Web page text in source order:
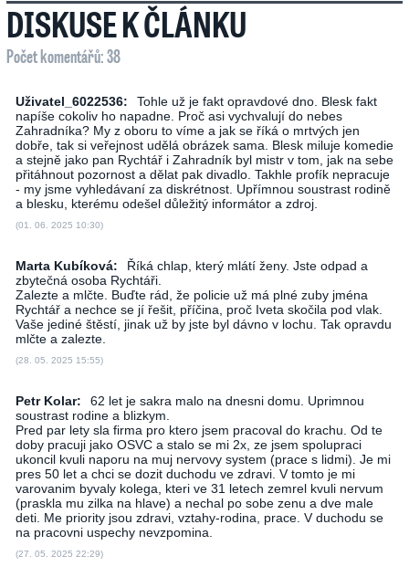
DISKUSE K ČLÁNKU
Počet komentářů: 38
Uživatel_6022536:
Tohle už je fakt opravdové dno. Blesk fakt
napíše cokoliv ho napadne. Proč asi vychvalují do nebes
Zahradníka? My z oboru to víme a jak se říká o mrtvých jen
dobře, tak si veřejnost udělá obrázek sama. Blesk miluje komedie
a stejně jako pan Rychtář i Zahradník byl mistr v tom, jak na sebe
přitáhnout pozornost a dělat pak divadlo. Takhle profík nepracuje
- my jsme vyhledávaní za diskrétnost. Upřímnou soustrast rodině
a blesku, kterému odešel důležitý informátor a zdroj.
(01. 06. 2025 10:30)
Marta Kubíková:
Říká chlap, který mlátí ženy. Jste odpad a
zbytečná osoba Rychtáři.
Zalezte a mlčte. Buďte rád, že policie už má plné zuby jména
Rychtář a nechce se jí řešit, příčina, proč Iveta skočila pod vlak.
Vaše jediné štěstí, jinak už by jste byl dávno v lochu. Tak opravdu
mlčte a zalezte.
(28. 05. 2025 15:55)
Petr Kolar:
62 let je sakra malo na dnesni domu. Uprimnou
soustrast rodine a blizkym.
Pred par lety sla firma pro ktero jsem pracoval do krachu. Od te
doby pracuji jako OSVC a stalo se mi 2x, ze jsem spolupraci
ukoncil kvuli naporu na muj nervovy system (prace s lidmi). Je mi
pres 50 let a chci se dozit duchodu ve zdravi. V tomto je mi
varovanim byvaly kolega, kteri ve 31 letech zemrel kvuli nervum
(praskla mu zilka na hlave) a nechal po sobe zenu a dve male
deti. Me priority jsou zdravi, vztahy-rodina, prace. V duchodu se
na pracovni uspechy nevzpomina.
(27. 05. 2025 22:29)